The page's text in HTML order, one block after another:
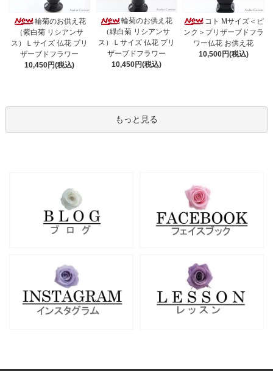
輪菊のお供え花
（紫白菊 リシアンサ
ス）Ｌサイズ 仏花 プリ
ザーブドフラワー
10,450円(税込)
輪菊のお供え花
（緑白菊 リシアンサ
ス）Ｌサイズ 仏花 プリ
ザーブドフラワー
10,450円(税込)
コト Mサイズ＜ピ
ンク＞プリザーブドフラ
ワー仏花 お供え花
10,500円(税込)
もっと見る